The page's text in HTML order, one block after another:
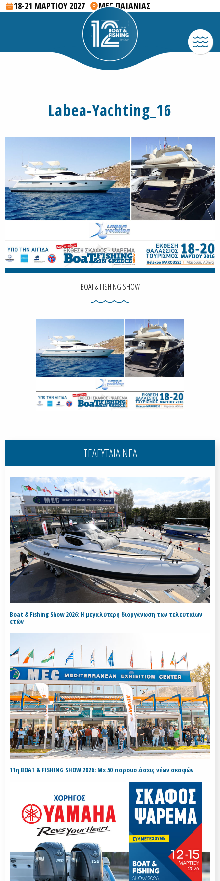
18-21 ΜΑΡΤΙΟΥ 2027 MEC ΠΑΙΑΝΙΑΣ
Labea-Yachting_16
BOAT & FISHING SHOW
ΤΕΛΕΥΤΑΙΑ ΝΕΑ
Boat & Fishing Show 2026: Η μεγαλύτερη διοργάνωση των τελευταίων
ετών
11η BOAT & FISHING SHOW 2026: Με 50 παρουσιάσεις νέων σκαφών